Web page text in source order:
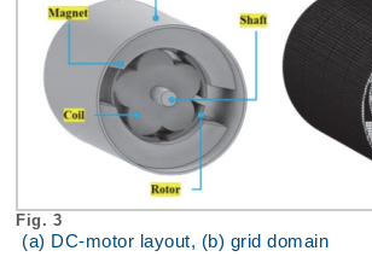
Fig. 3
(a) DC-motor layout, (b) grid domain